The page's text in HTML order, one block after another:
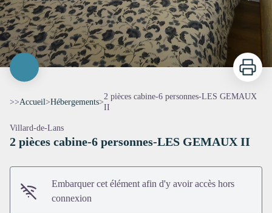
Imprimer
>>Accueil>Hébergements>
2 pièces cabine-6 personnes-LES GEMAUX
II
Villard-de-Lans
2 pièces cabine-6 personnes-LES GEMAUX II
Embarquer cet élément afin d'y avoir accès hors
connexion